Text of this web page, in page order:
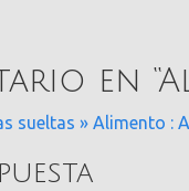
en “
sueltas » Alimento :